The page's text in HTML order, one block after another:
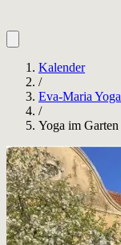
Kalender
/
Eva-Maria Yoga
/
Yoga im Garten